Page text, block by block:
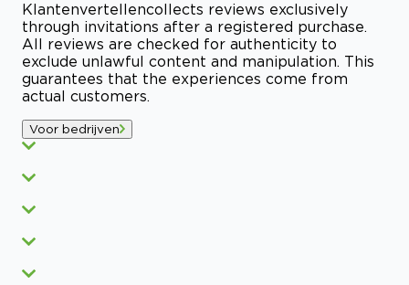
Klantenvertellencollects reviews exclusively
through invitations after a registered purchase.
All reviews are checked for authenticity to
exclude unlawful content and manipulation. This
guarantees that the experiences come from
actual customers.
Voor bedrijven